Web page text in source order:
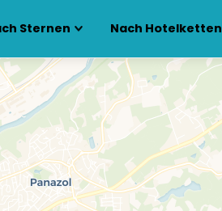
Sternen Nach Hotelketten